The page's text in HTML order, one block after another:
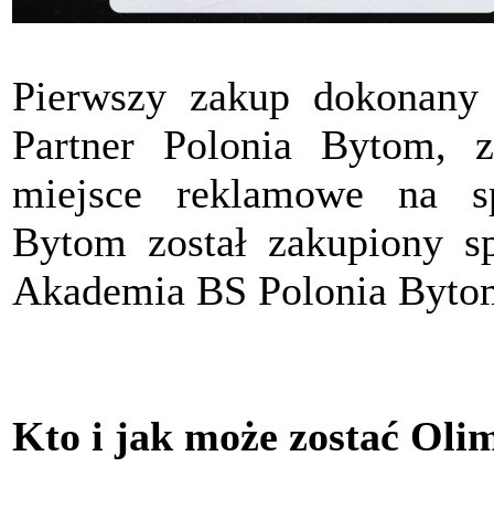
Pierwszy zakup
Partner Polonia Bytom,
miejsce reklamowe na
Bytom został zakupiony
Akademia BS Polonia
Kto i jak może zostać